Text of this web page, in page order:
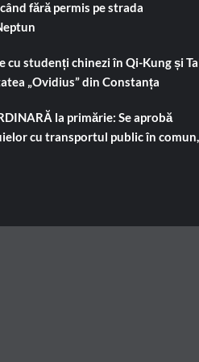
fără permis pe strada
cu studenți chinezi în Qi-Kung și
„Ovidius” din Constanța
la primărie: Se aprobă
cu transportul public în comun,